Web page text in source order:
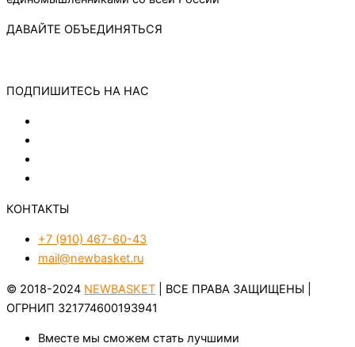
ДАВАЙТЕ ОБЪЕДИНЯТЬСЯ
ПОДПИШИТЕСЬ НА НАС
КОНТАКТЫ
+7 (910) 467-60-43
mail@newbasket.ru
© 2018-2024 NEWBASKET | ВСЕ ПРАВА ЗАЩИЩЕНЫ |
ОГРНИП 321774600193941
Вместе мы сможем стать лучшими